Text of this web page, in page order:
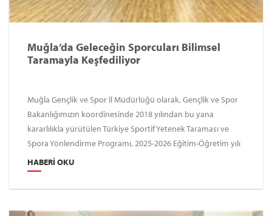
Muğla’da Geleceğin Sporcuları Bilimsel
Taramayla Keşfediliyor
Muğla Gençlik ve Spor İl Müdürlüğü olarak, Gençlik ve Spor
Bakanlığımızın koordinesinde 2018 yılından bu yana
kararlılıkla yürütülen Türkiye Sportif Yetenek Taraması ve
Spora Yönlendirme Programı, 2025-2026 Eğitim-Öğretim yılı
itibariyle ilimizde güçlü şekilde devam etmektedir.
HABERI OKU